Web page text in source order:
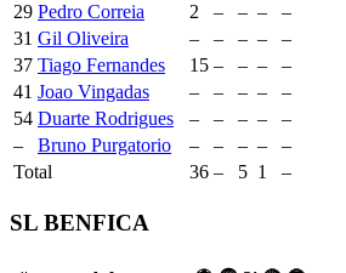
29 Pedro Correia 2 – – –
–
31 Gil Oliveira – – – –
–
37 Tiago Fernandes 15 – – –
–
41 Joao Vingadas – – – –
–
54 Duarte Rodrigues – – – –
–
–
Bruno Purgatorio – – – –
–
Total
36 – 5 1 –
SL BENFICA